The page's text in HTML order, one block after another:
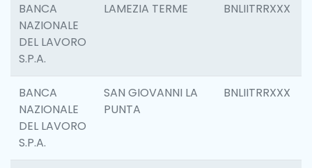
BANCA
NAZIONALE
DEL LAVORO
S.P.A.
LAMEZIA TERME BNLIITRRXXX
BANCA
NAZIONALE
DEL LAVORO
S.P.A.
SAN GIOVANNI LA
PUNTA
BNLIITRRXXX